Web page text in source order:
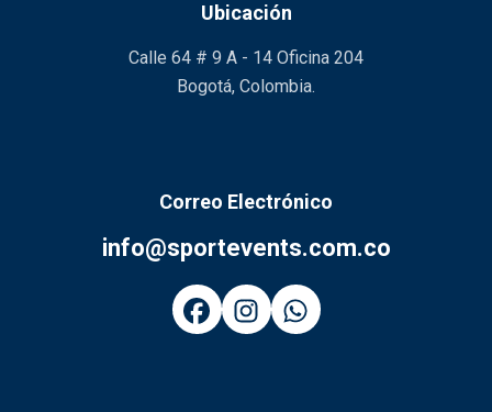
Ubicación
Calle 64 # 9 A - 14 Oficina 204
Bogotá, Colombia.
Correo Electrónico
info@sportevents.com.co